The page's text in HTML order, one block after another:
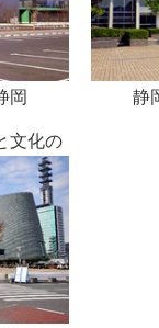
岡 静
文化の